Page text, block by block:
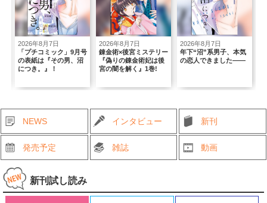
ク」9月号
の男、沼
2026年8月7日
錬金術×後宮ミステリー
『偽りの錬金術妃は後
宮の闇を解く』1巻!
2026年8月7日
年下“沼”系男子、本気
の恋人できました――
2026年8月5日
｢Sho-Comi｣
THE STARS SHINE
NEWS インタビュー 新刊
発売予定 雑誌 動画
新刊試し読み